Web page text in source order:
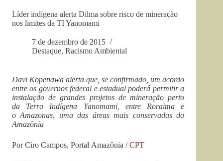
Líder indígena alerta Dilma sobre risco de mineração
nos limites da TI Yanomami
7 de dezembro de 2015
Destaque, Racismo Ambiental
Davi Kopenawa alerta que, se confirmado, um acordo
entre os governos federal e estadual poderá permitir a
instalação de grandes projetos de mineração perto
da Terra Indígena Yanomami, entre Roraima e
o Amazonas, uma das áreas mais conservadas da
Amazônia
Por Ciro Campos, Portal Amazônia /CPT